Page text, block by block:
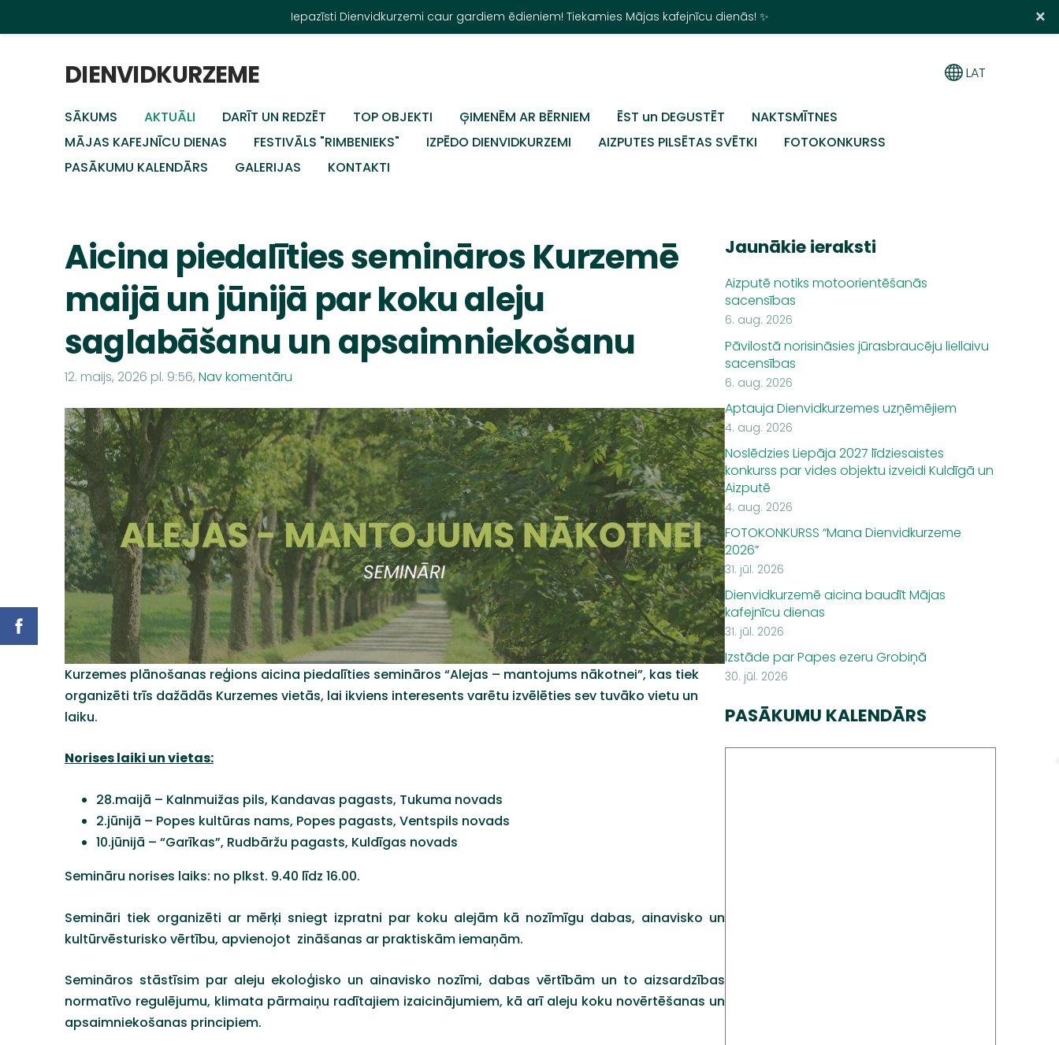
Iepazīsti Dienvidkurzemi caur gardiem ēdieniem! Tiekamies Mājas kafejnīcu dienās! ✨ ×
DIENVIDKURZEME
SĀKUMS AKTUĀLI DARĪT UN REDZĒT TOP OBJEKTI ĢIMENĒM AR BĒRNIEM ĒST un DEGUSTĒT
NAKTSMĪTNES
MĀJAS KAFEJNĪCU DIENAS
FESTIVĀLS "RIMBENIEKS" IZPĒDO DIENVIDKURZEMI AIZPUTES PILSĒTAS SVĒTKI
FOTOKONKURSS
PASĀKUMU KALENDĀRS
GALERIJAS KONTAKTI
LAT
Jaunākie ieraksti
Aizputē notiks motoorientēšanās
sacensības
6. aug. 2026
Pāvilostā norisināsies jūrasbraucēju liellaivu
sacensības
6. aug. 2026
Aptauja Dienvidkurzemes uzņēmējiem
4. aug. 2026
Noslēdzies Liepāja 2027 līdziesaistes
konkurss par vides objektu izveidi Kuldīgā un
Aizputē
4. aug. 2026
FOTOKONKURSS “Mana Dienvidkurzeme
2026”
31. jūl. 2026
Dienvidkurzemē aicina baudīt Mājas
kafejnīcu dienas
31. jūl. 2026
Izstāde par Papes ezeru Grobiņā
30. jūl. 2026
PASĀKUMU KALENDĀRS
Aicina piedalīties semināros Kurzemē
maijā un jūnijā par koku aleju
saglabāšanu un apsaimniekošanu
12. maijs, 2026 pl. 9:56, Nav komentāru
Kurzemes plānošanas reģions aicina piedalīties semināros “Alejas – mantojums nākotnei”, kas tiek
organizēti trīs dažādās Kurzemes vietās, lai ikviens interesents varētu izvēlēties sev tuvāko vietu un
laiku.
Norises laiki un vietas:
28.maijā – Kalnmuižas pils, Kandavas pagasts, Tukuma novads
2.jūnijā – Popes kultūras nams, Popes pagasts, Ventspils novads
10.jūnijā – “Garīkas”, Rudbāržu pagasts, Kuldīgas novads
Semināru norises laiks: no plkst. 9.40 līdz 16.00.
Semināri tiek organizēti ar mērķi sniegt izpratni par koku alejām kā nozīmīgu dabas, ainavisko un
kultūrvēsturisko vērtību, apvienojot zināšanas ar praktiskām iemaņām.
Semināros stāstīsim par aleju ekoloģisko un ainavisko nozīmi, dabas vērtībām un to aizsardzības
normatīvo regulējumu, klimata pārmaiņu radītajiem izaicinājumiem, kā arī aleju koku novērtēšanas un
apsaimniekošanas principiem.